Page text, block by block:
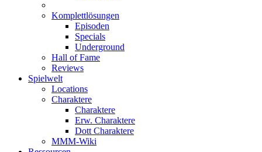
Komplettlösungen
Episoden
Specials
Underground
Hall of Fame
Reviews
Spielwelt
Locations
Charaktere
Charaktere
Erw. Charaktere
Dott Charaktere
MMM-Wiki